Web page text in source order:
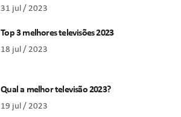
31 jul / 2023
Top 3 melhores televisões 2023
18 jul / 2023
Qual a melhor televisão 2023?
19 jul / 2023